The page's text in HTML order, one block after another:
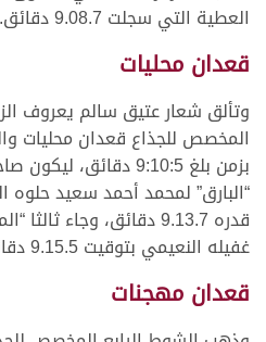
العطية التي سجلت 9.08.7 دقائق.
قعدان محليات
وتألق شعار عتيق سالم يعروف
المخصص للجذاع قعدان محليات
بزمن بلغ 9:10:5 دقائق،
“البارق” لمحمد أحمد سعيد
قدره 9.13.7 دقائق، وجاء
غفيله النعيمي بتوقيت 9.15.5 دقائق.
قعدان مهجنات